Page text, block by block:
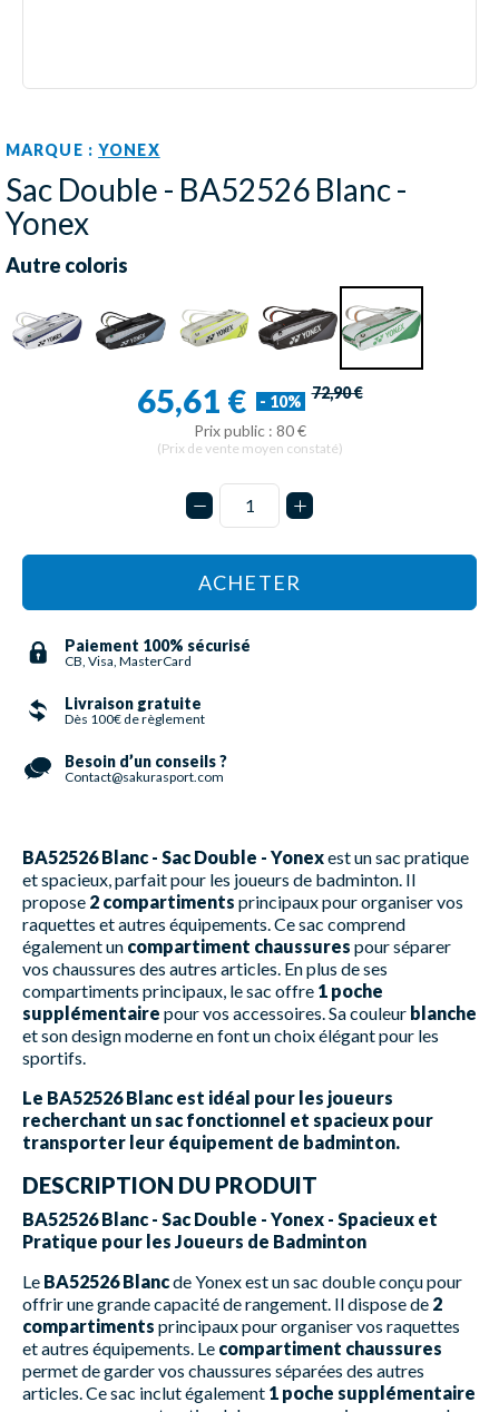
MARQUE :YONEX
Sac Double - BA52526 Blanc -
Yonex
Autre coloris
65,61 € - 10% 72,90 €
Prix public : 80 €
(Prix de vente moyen constaté)
ACHETER
Paiement 100% sécurisé
CB, Visa, MasterCard
Livraison gratuite
Dès 100€ de règlement
Besoin d’un conseils ?
Contact@sakurasport.com
BA52526 Blanc - Sac Double - Yonexest un sac pratique
et spacieux, parfait pour les joueurs de badminton. Il
propose 2 compartiments principaux pour organiser vos
raquettes et autres équipements. Ce sac comprend
également un compartiment chaussures pour séparer
vos chaussures des autres articles. En plus de ses
compartiments principaux, le sac offre 1 poche
supplémentaire pour vos accessoires. Sa couleur blanche
et son design moderne en font un choix élégant pour les
sportifs.
Le BA52526 Blanc est idéal pour les joueurs
recherchant un sac fonctionnel et spacieux pour
transporter leur équipement de badminton.
DESCRIPTION DU PRODUIT
BA52526 Blanc - Sac Double - Yonex - Spacieux et
Pratique pour les Joueurs de Badminton
Le BA52526 Blancde Yonex est un sac double conçu pour
offrir une grande capacité de rangement. Il dispose de 2
compartiments principaux pour organiser vos raquettes
et autres équipements. Le compartiment chaussures
permet de garder vos chaussures séparées des autres
articles. Ce sac inclut également 1 poche supplémentaire